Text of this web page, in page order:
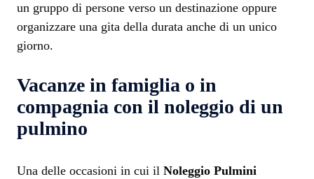
un gruppo di persone verso un destinazione oppure
organizzare una gita della durata anche di un unico
giorno.
Vacanze in famiglia o in
compagnia con il noleggio di un
pulmino
Una delle occasioni in cui il Noleggio Pulmini